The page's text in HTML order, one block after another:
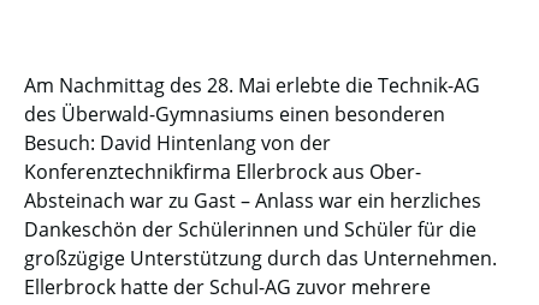
Am Nachmittag des 28. Mai erlebte die Technik-AG
des Überwald-Gymnasiums einen besonderen
Besuch: David Hintenlang von der
Konferenztechnikfirma Ellerbrock aus Ober-
Absteinach war zu Gast – Anlass war ein herzliches
Dankeschön der Schülerinnen und Schüler für die
großzügige Unterstützung durch das Unternehmen.
Ellerbrock hatte der Schul-AG zuvor mehrere